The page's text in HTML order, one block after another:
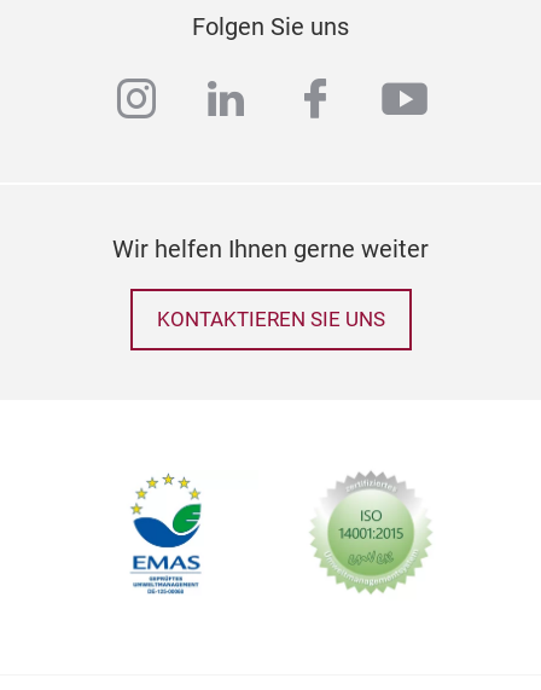
Folgen Sie uns
instagram
linkedinfacebook
Wir helfen Ihnen gerne weiter
KONTAKTIEREN SIE UNS